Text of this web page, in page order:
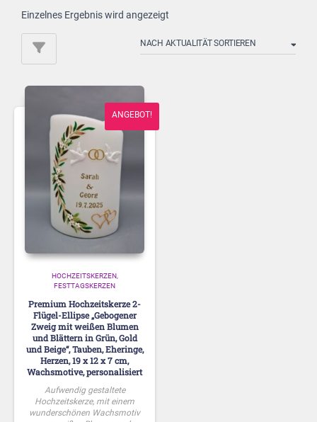
Einzelnes Ergebnis wird angezeigt
ANGEBOT!
HOCHZEITSKERZEN
FESTTAGSKERZEN
Premium Hochzeitskerze 2-
Flügel-Ellipse „Gebogener
Zweig mit weißen Blumen
und Blättern in Grün, Gold
und Beige“, Tauben, Eheringe,
Herzen, 19 x 12 x 7 cm,
Wachsmotive, personalisiert
Aufwendig gestaltete
Hochzeitskerze, mit einem
wunderschönen Wachsmotiv